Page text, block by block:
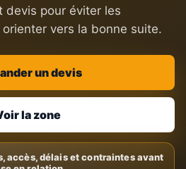
devis pour éviter les
vers la bonne suite.
un devis
la zone